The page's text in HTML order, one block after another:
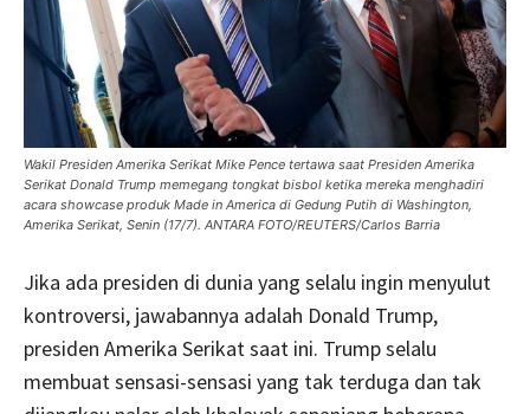
Wakil Presiden Amerika Serikat Mike Pence tertawa saat Presiden Amerika
Serikat Donald Trump memegang tongkat bisbol ketika mereka menghadiri
acara showcase produk Made in America di Gedung Putih di Washington,
Amerika Serikat, Senin (17/7). ANTARA FOTO/REUTERS/Carlos Barria
Jika ada presiden di dunia yang selalu ingin menyulut
kontroversi, jawabannya adalah Donald Trump,
presiden Amerika Serikat saat ini. Trump selalu
membuat sensasi-sensasi yang tak terduga dan tak